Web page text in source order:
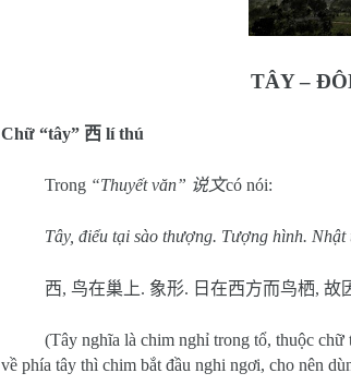
TÂY –
Chữ “tây” 西 lí thú
Trong “Thuyết văn” 说文có nói:
Tây, điểu tại sào thượng. Tượng hình.
西, 鸟在巢上. 象形. 日在西方而鸟栖, 故
(Tây nghĩa là chim nghỉ trong tổ, thuộc
về phía tây thì chim bắt đầu nghi ngơi, cho nên